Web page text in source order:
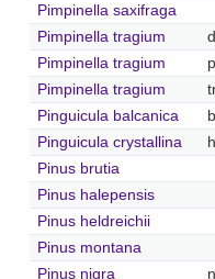
Pimpinella saxifraga
Pimpinella tragium
Pimpinella tragium
Pimpinella tragium
Pinguicula balcanica
Pinguicula crystallina
Pinus brutia
Pinus halepensis
Pinus heldreichii
Pinus montana
Pinus nigra